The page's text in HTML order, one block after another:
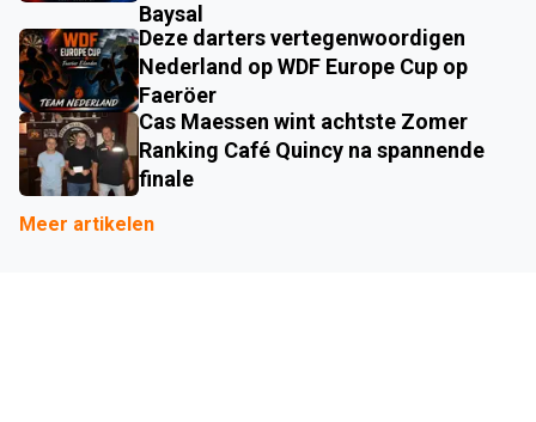
Baysal
Deze darters vertegenwoordigen
Nederland op WDF Europe Cup op
Faeröer
Cas Maessen wint achtste Zomer
Ranking Café Quincy na spannende
finale
Meer artikelen